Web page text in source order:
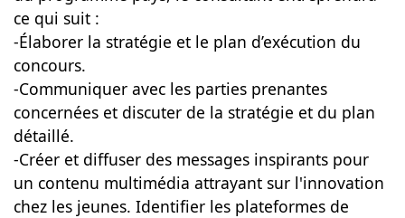
ce qui suit :
-Élaborer la stratégie et le plan d’exécution du
concours.
-Communiquer avec les parties prenantes
concernées et discuter de la stratégie et du plan
détaillé.
-Créer et diffuser des messages inspirants pour
un contenu multimédia attrayant sur l'innovation
chez les jeunes. Identifier les plateformes de